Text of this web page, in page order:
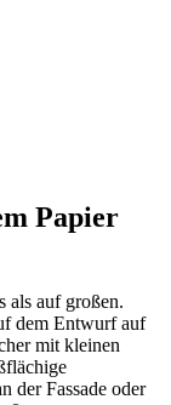
Papier
als auf großen.
dem Entwurf auf
mit kleinen
der Fassade oder